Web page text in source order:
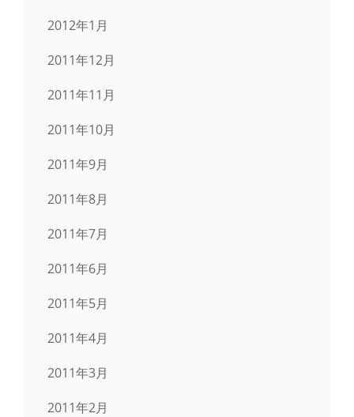
2012年1月
2011年12月
2011年11月
2011年10月
2011年9月
2011年8月
2011年7月
2011年6月
2011年5月
2011年4月
2011年3月
2011年2月